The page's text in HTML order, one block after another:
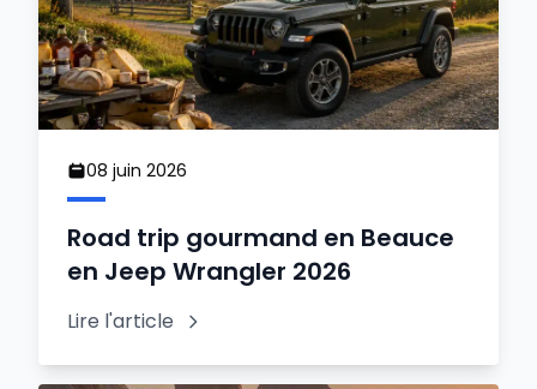
08 juin 2026
Road trip gourmand en Beauce
en Jeep Wrangler 2026
Lire l'article